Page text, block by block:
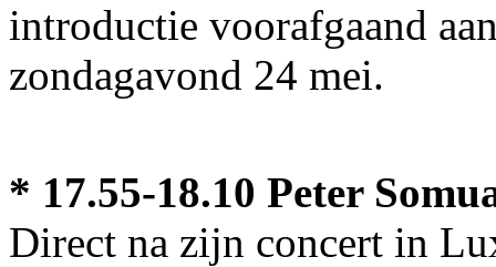
introductie voorafgaand
zondagavond 24 mei.
* 17.55-18.10 Peter
Direct na zijn concert in